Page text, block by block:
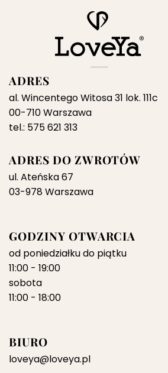
ADRES
al. Wincentego Witosa 31 lok. 111c
00-710 Warszawa
tel.: 575 621 313
ADRES DO ZWROTÓW
ul. Ateńska 67
03-978 Warszawa
GODZINY OTWARCIA
od poniedziałku do piątku
11:00 - 19:00
sobota
11:00 - 18:00
BIURO
loveya@loveya.pl